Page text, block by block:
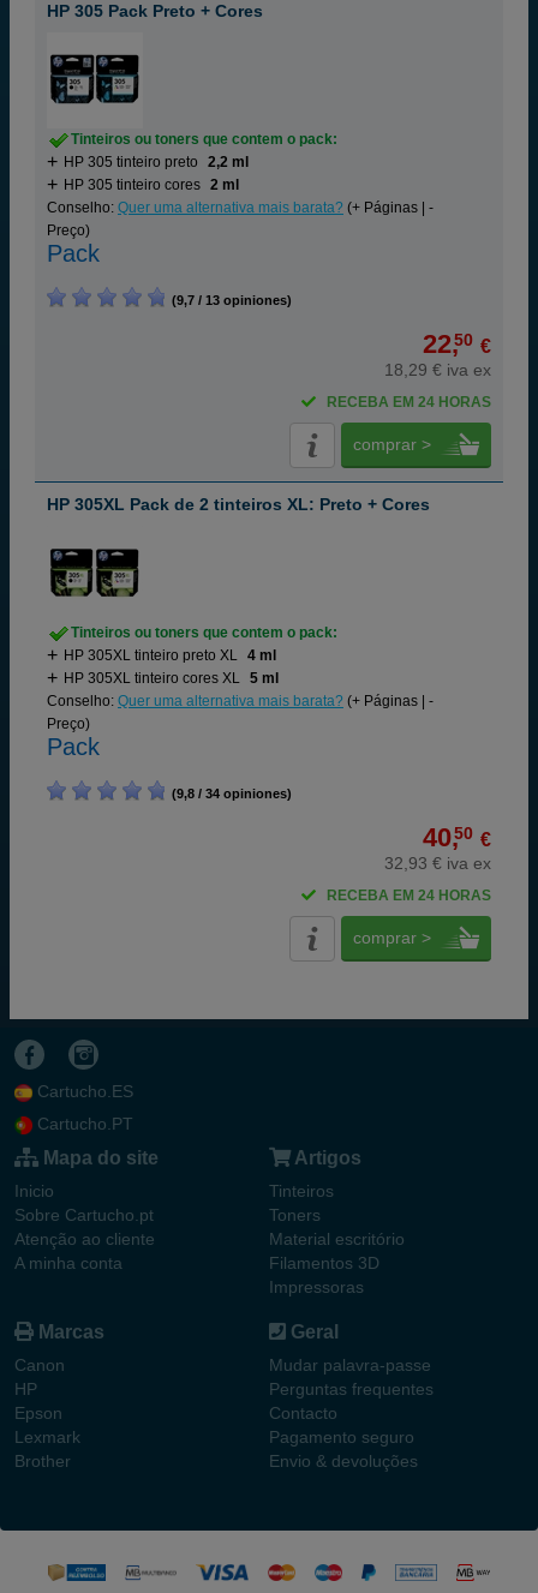
HP 305 Pack Preto + Cores
Tinteiros ou toners que contem o pack:
HP 305 tinteiro preto
2,2 ml
HP 305 tinteiro cores 2 ml
Conselho: Quer uma alternativa mais barata? (+ Páginas | -
Preço)
Pack
(9,7 / 13 opiniones)
22,50 €
18,29 € iva ex
RECEBA EM 24 HORAS
comprar >
HP 305XL Pack de 2 tinteiros XL: Preto + Cores
Tinteiros ou toners que contem o pack:
HP 305XL tinteiro preto XL 4 ml
HP 305XL tinteiro cores XL 5 ml
Conselho: Quer uma alternativa mais barata? (+ Páginas | -
Preço)
Pack
(9,8 / 34 opiniones)
40,50 €
32,93 € iva ex
RECEBA EM 24 HORAS
comprar >
Cartucho.ES
Cartucho.PT
Mapa do site
Inicio
Sobre Cartucho.pt
Atenção ao cliente
A minha conta
Artigos
Tinteiros
Toners
Material escritório
Filamentos 3D
Impressoras
Marcas
Canon
HP
Epson
Lexmark
Brother
Geral
Mudar palavra-passe
Perguntas frequentes
Contacto
Pagamento seguro
Envio & devoluções